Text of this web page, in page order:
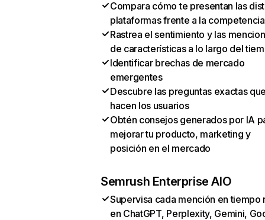
Compara cómo te presentan las
plataformas frente a la competencia
Rastrea el sentimiento y las
de características a lo largo del
Identificar brechas de mercado
emergentes
Descubre las preguntas exactas
hacen los usuarios
Obtén consejos generados por IA
mejorar tu producto, marketing y
posición en el mercado
Semrush Enterprise AIO
Supervisa cada mención en tiempo
en ChatGPT, Perplexity, Gemini,